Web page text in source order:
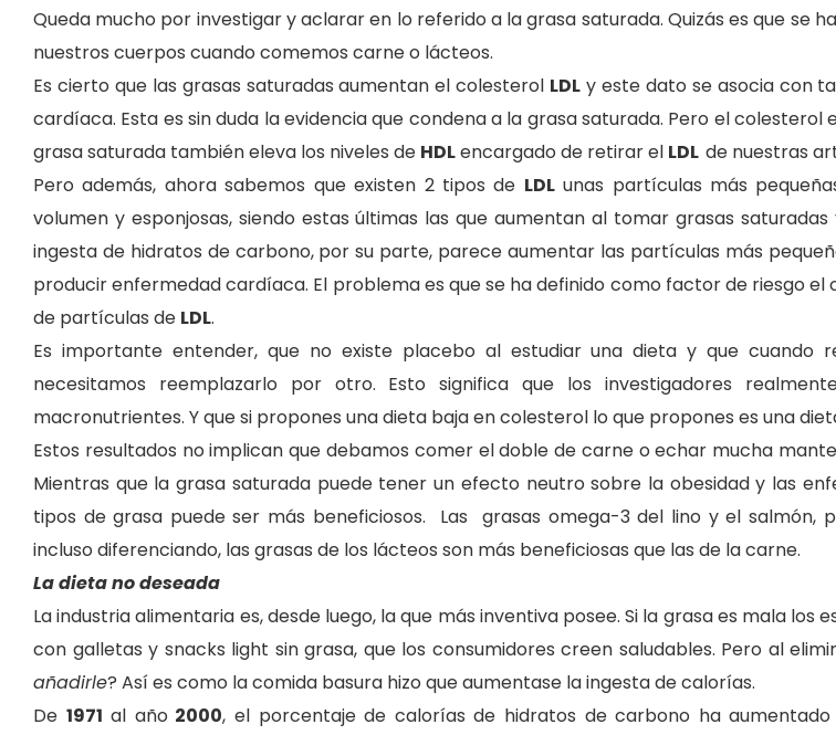
Queda mucho por investigar y aclarar en lo referido a la grasa saturada. Quizás es que se
nuestros cuerpos cuando comemos carne o lácteos.
Es cierto que las grasas saturadas aumentan el colesterol LDL y este dato se asocia con
cardíaca. Esta es sin duda la evidencia que condena a la grasa saturada. Pero el
grasa saturada también eleva los niveles de HDLencargado de retirar el LDL de nuestras
Pero además, ahora sabemos que existen 2 tipos de LDLunas partículas más
volumen y esponjosas, siendo estas últimas las que aumentan al tomar grasas
ingesta de hidratos de carbono, por su parte, parece aumentar las partículas más
producir enfermedad cardíaca. El problema es que se ha definido como factor de riesgo el
de partículas de LDL.
Es importante entender, que no existe placebo al estudiar una dieta y que cuando
necesitamos reemplazarlo por otro. Esto significa que los investigadores
macronutrientes. Y que si propones una dieta baja en colesterol lo que propones es una
Estos resultados no implican que debamos comer el doble de carne o echar mucha
Mientras que la grasa saturada puede tener un efecto neutro sobre la obesidad y las
tipos de grasa puede ser más beneficiosos. Las grasas omega-3 del lino y el salmón,
incluso diferenciando, las grasas de los lácteos son más beneficiosas que las de la carne.
La dieta no deseada
La industria alimentaria es, desde luego, la que más inventiva posee. Si la grasa es mala
con galletas y snacks light sin grasa, que los consumidores creen saludables. Pero al
añadirle? Así es como la comida basura hizo que aumentase la ingesta de calorías.
De 1971 al año 2000, el porcentaje de caloríasde hidratos de carbono ha